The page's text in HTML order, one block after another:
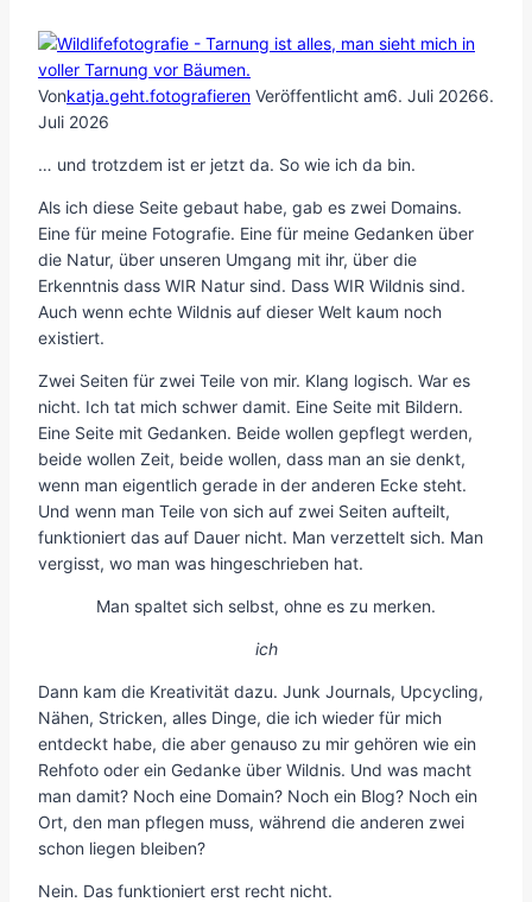
Vonkatja.geht.fotografieren Veröffentlicht am6. Juli 20266.
Juli 2026
… und trotzdem ist er jetzt da. So wie ich da bin.
Als ich diese Seite gebaut habe, gab es zwei Domains.
Eine für meine Fotografie. Eine für meine Gedanken über
die Natur, über unseren Umgang mit ihr, über die
Erkenntnis dass WIR Natur sind. Dass WIR Wildnis sind.
Auch wenn echte Wildnis auf dieser Welt kaum noch
existiert.
Zwei Seiten für zwei Teile von mir. Klang logisch. War es
nicht. Ich tat mich schwer damit. Eine Seite mit Bildern.
Eine Seite mit Gedanken. Beide wollen gepflegt werden,
beide wollen Zeit, beide wollen, dass man an sie denkt,
wenn man eigentlich gerade in der anderen Ecke steht.
Und wenn man Teile von sich auf zwei Seiten aufteilt,
funktioniert das auf Dauer nicht. Man verzettelt sich. Man
vergisst, wo man was hingeschrieben hat.
Man spaltet sich selbst, ohne es zu merken.
ich
Dann kam die Kreativität dazu. Junk Journals, Upcycling,
Nähen, Stricken, alles Dinge, die ich wieder für mich
entdeckt habe, die aber genauso zu mir gehören wie ein
Rehfoto oder ein Gedanke über Wildnis. Und was macht
man damit? Noch eine Domain? Noch ein Blog? Noch ein
Ort, den man pflegen muss, während die anderen zwei
schon liegen bleiben?
Nein. Das funktioniert erst recht nicht.